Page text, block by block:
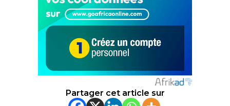
Partager cet article sur